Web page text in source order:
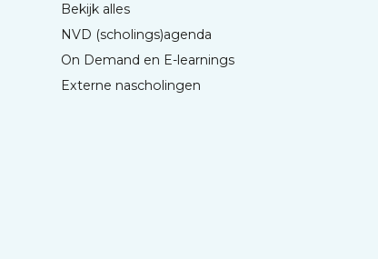
Bekijk alles
NVD (scholings)agenda
On Demand en E-learnings
Externe nascholingen